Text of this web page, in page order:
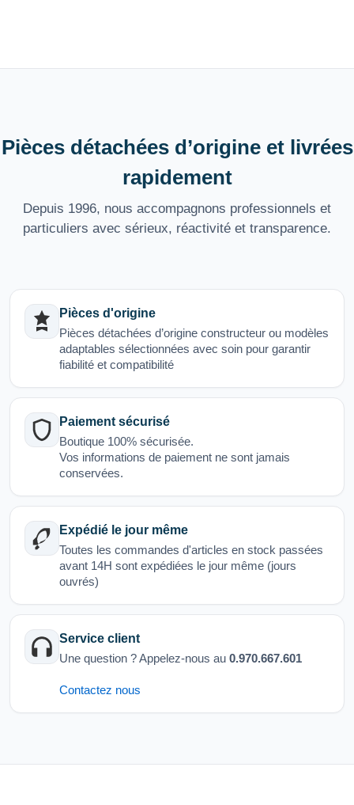
Pièces détachées d’origine et livrées
rapidement
Depuis 1996, nous accompagnons professionnels et
particuliers avec sérieux, réactivité et transparence.
Pièces d'origine
Pièces détachées d’origine constructeur ou modèles
adaptables sélectionnées avec soin pour garantir
fiabilité et compatibilité
Paiement sécurisé
Boutique 100% sécurisée.
Vos informations de paiement ne sont jamais
conservées.
Expédié le jour même
Toutes les commandes d'articles en stock passées
avant 14H sont expédiées le jour même (jours
ouvrés)
Service client
Une question ? Appelez-nous au 0.970.667.601
Contactez nous